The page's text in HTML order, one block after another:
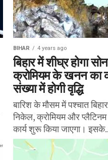
BIHAR 4 years ago
बिहार में शीघ्र होगा
क्रोमियम के खनन का
संख्या में होगी वृद्धि
बारिश के मौसम में पश्चात
निकेल, क्रोमियम और
कार्य शुरू किया जाएगा।